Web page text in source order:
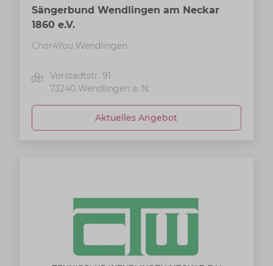
Sängerbund Wendlingen am Neckar
1860 e.V.
Chor4You Wendlingen
Vorstadtstr. 91
73240 Wendlingen a. N.
Aktuelles Angebot